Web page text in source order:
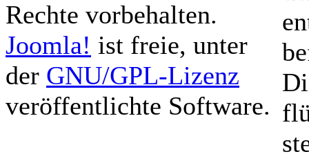
Rechte vorbehalten.
Joomla! ist freie, unter
der GNU/GPL-Lizenz
veröffentlichte Software.